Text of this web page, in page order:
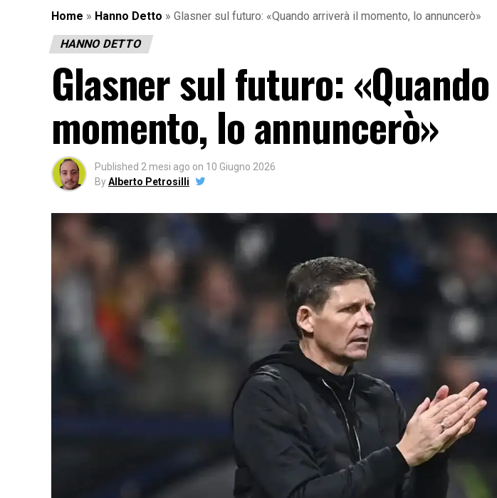
Home » Hanno Detto » Glasner sul futuro: «Quando arriverà il momento, lo annuncerò»
HANNO DETTO
Glasner sul futuro:
momento, lo annuncerò»
Published 2 mesi ago on 10 Giugno 2026
ByAlberto Petrosilli